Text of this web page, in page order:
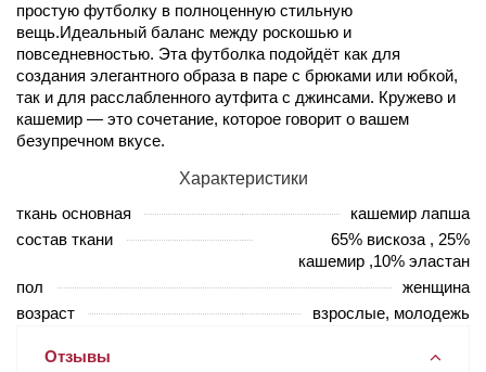
простую футболку в полноценную стильную
вещь.Идеальный баланс между роскошью и
повседневностью. Эта футболка подойдёт как для
создания элегантного образа в паре с брюками или юбкой,
так и для расслабленного аутфита с джинсами. Кружево и
кашемир — это сочетание, которое говорит о вашем
безупречном вкусе.
Характеристики
ткань основная
кашемир лапша
состав ткани
65% вискоза , 25%
кашемир ,10% эластан
пол
женщина
возраст
взрослые, молодежь
Отзывы